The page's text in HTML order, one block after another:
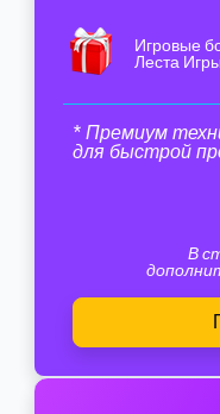
Игровые
Леста
* Премиум
для быстрой
В